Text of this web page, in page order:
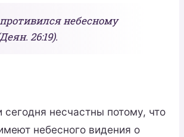
небесному
26:19).
несчастны потому, что
небесного видения о